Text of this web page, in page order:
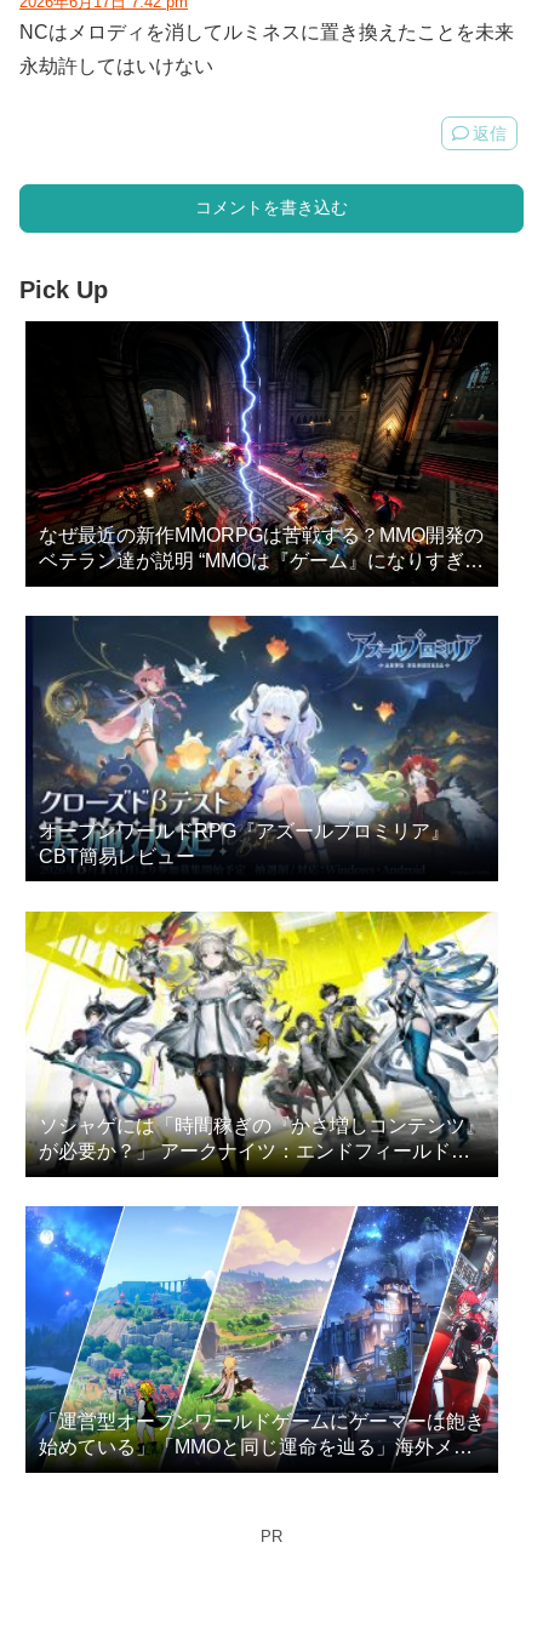
NCはメロディを消してルミネスに置き換えたことを未来
永劫許してはいけない
返信
コメントを書き込む
Pick Up
なぜ最近の新作MMORPGは苦戦する？MMO開発の
ベテラン達が説明 “MMOは『ゲーム』になりすぎ
た”
オープンワールドRPG『アズールプロミリア』
CBT簡易レビュー
ソシャゲには「時間稼ぎの『かさ増しコンテンツ』
が必要か？」 アークナイツ：エンドフィールドの
プレイヤー達が議論
「運営型オープンワールドゲームにゲーマーは飽き
始めている」「MMOと同じ運命を辿る」海外メデ
ィアが指摘
PR